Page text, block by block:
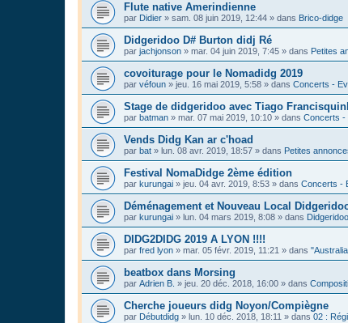
Flute native Amerindienne
par Didier » sam. 08 juin 2019, 12:44 » dans Brico-didge
Didgeridoo D# Burton didj Ré
par jachjonson » mar. 04 juin 2019, 7:45 » dans Petites
covoiturage pour le Nomadidg 2019
par véfoun » jeu. 16 mai 2019, 5:58 » dans Concerts -
Stage de didgeridoo avec Tiago
par batman » mar. 07 mai 2019, 10:10 » dans Concerts -
Vends Didg Kan ar c'hoad
par bat » lun. 08 avr. 2019, 18:57 » dans Petites
Festival NomaDidge 2ème édition
par kurungai » jeu. 04 avr. 2019, 8:53 » dans Concerts -
Déménagement et Nouveau Local
par kurungai » lun. 04 mars 2019, 8:08 » dans
DIDG2DIDG 2019 A LYON !!!!
par fred lyon » mar. 05 févr. 2019, 11:21 » dans
beatbox dans Morsing
par Adrien B. » jeu. 20 déc. 2018, 16:00 » dans
Cherche joueurs didg Noyon/Compiègne
par Débutdidg » lun. 10 déc. 2018, 18:11 » dans 02 :